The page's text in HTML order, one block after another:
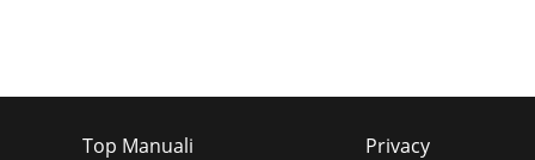
Top Manuali
Privacy